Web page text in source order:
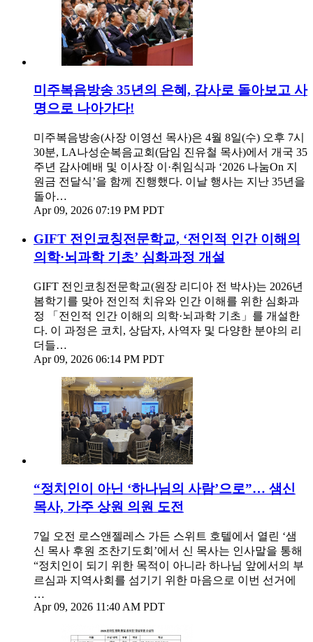
미주복음방송 35년의 은혜, 감사로 돌아보고 사
명으로 나아가다!
미주복음방송(사장 이영선 목사)은 4월 8일(수) 오후 7시
30분, LA나성순복음교회(담임 진유철 목사)에서 개국 35
주년 감사예배 및 이사장 이·취임식과 ‘2026 나눔On 지
원금 전달식’을 함께 진행했다. 이날 행사는 지난 35년을
돌아…
Apr 09, 2026 07:19 PM PDT
GIFT 전인코칭전문학교, ‘전인적 인간 이해의
의학·뇌과학 기초’ 심화과정 개설
GIFT 전인코칭전문학교(원장 리디아 전 박사)는 2026년
봄학기를 맞아 전인적 치유와 인간 이해를 위한 심화과
정 「전인적 인간 이해의 의학·뇌과학 기초」를 개설한
다. 이 과정은 코치, 상담자, 사역자 및 다양한 분야의 리
더들…
Apr 09, 2026 06:14 PM PDT
“정치인이 아닌 ‘하나님의 사람’으로”… 샘신
목사, 가주 상원 의원 도전
7일 오전 로스앤젤레스 가든 스위트 호텔에서 열린 ‘샘
신 목사 후원 조찬기도회’에서 신 목사는 인사말을 통해
“정치인이 되기 위한 목적이 아니라 하나님 앞에서의 부
르심과 지역사회를 섬기기 위한 마음으로 이번 선거에
…
Apr 09, 2026 11:40 AM PDT